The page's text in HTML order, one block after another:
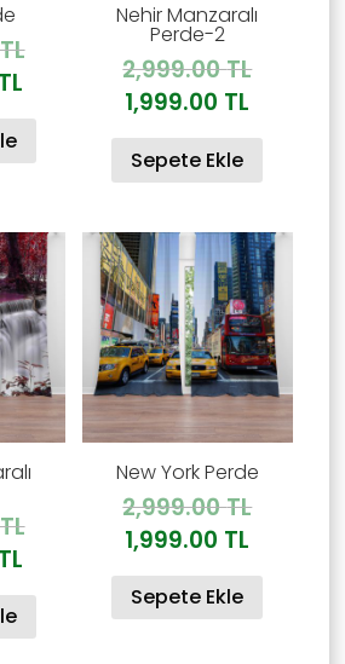
TLOrijinal
2,999.00 TL.
TLŞu
andaki
1,999.00 TL.
Nehir Manzaralı
Perde-2
2,999.00TLOrijinal
1,999.00 TL
andaki
Sepete Ekle
TLOrijinal
2,999.00 TL.
TLŞu
andaki
New York Perde
2,999.00TLOrijinal
1,999.00 TL
andaki
Sepete Ekle